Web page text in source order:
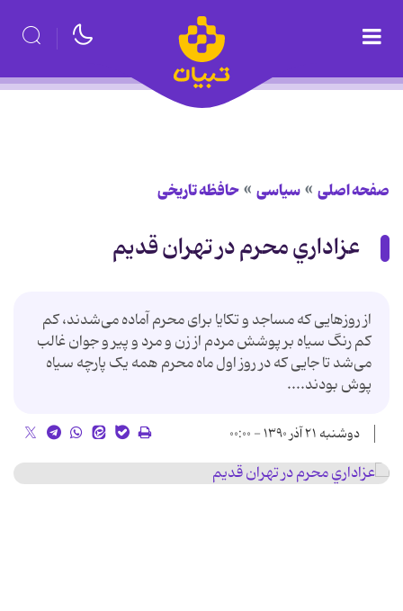
صفحه اصلی سیاسی حافظه تاریخی
عزاداري محرم در تهران قديم
از روزهایی که مساجد و تکایا برای محرم آماده می‌شدند، کم
کم رنگ سیاه بر پوشش مردم از زن و مرد و پیر و جوان غالب
می‌شد تا جایی که در روز اول ماه محرم همه یک پارچه سیاه
پوش بودند....
دوشنبه ۲۱ آذر ۱۳۹۰ - ۰۰:۰۰